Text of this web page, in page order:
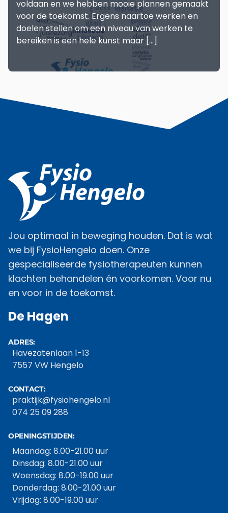
voldaan en we hebben mooie plannen gemaakt
voor de toekomst. Ergens naartoe werken en
doelen stellen om een niveau van werken te
bereiken is een hele kunst maar […]
Jou optimaal in beweging houden. Dat is wat
we bij FysioHengelo doen. Onze
gespecialiseerde fysiotherapeuten kunnen
klachten behandelen én voorkomen. Voor nu
en voor in de toekomst.
De Hagen
ADRES:
Havezatenlaan 1-13
7557 VW Hengelo
CONTACT:
praktijk@fysiohengelo.nl
074 25 09 288
OPENINGSTIJDEN:
Maandag: 8.00-21.00 uur
Dinsdag: 8.00-21.00 uur
Woensdag: 8.00-19.00 uur
Donderdag: 8.00-21.00 uur
Vrijdag: 8.00-19.00 uur